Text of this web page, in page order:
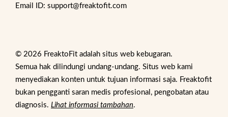
Email ID: support@freaktofit.com
© 2026 FreaktoFit adalah situs web kebugaran.
Semua hak dilindungi undang-undang. Situs web kami
menyediakan konten untuk tujuan informasi saja. Freaktofit
bukan pengganti saran medis profesional, pengobatan atau
diagnosis. Lihat informasi tambahan.